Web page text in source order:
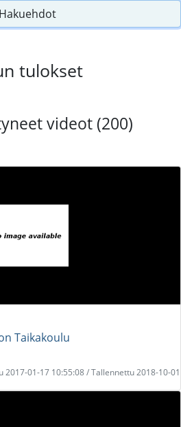
Hakuehdot
tulokset
videot (200)
Taikakoulu
2017-01-17 10:55:08 / Tallennettu 2018-10-01